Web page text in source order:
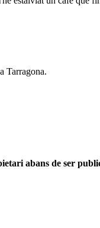
Tarragona.
abans de ser